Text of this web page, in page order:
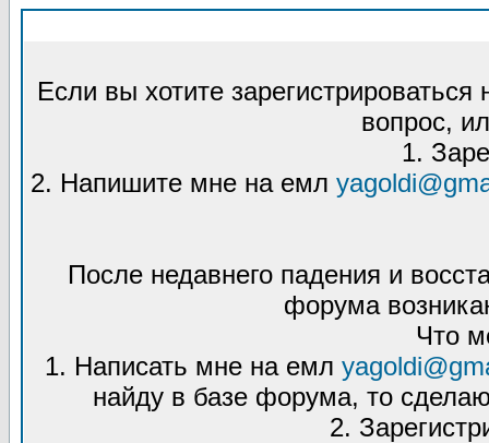
Если вы хотите
вопрос,
1.
2. Напишите мне на емл
После недавнего падения и
форума
Что
1. Написать мне на емл
найду в базе форума, то
2.